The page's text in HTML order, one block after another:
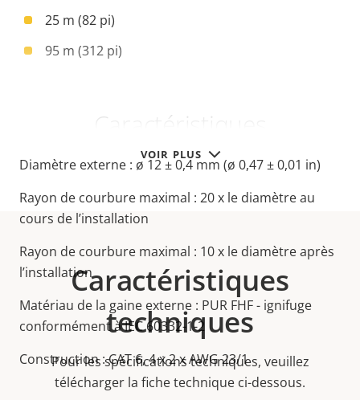
VOIR PLUS
25 m (82 pi)
95 m (312 pi)
Caractéristiques
Diamètre externe : ø 12 ± 0,4 mm (ø 0,47 ± 0,01 in)
Rayon de courbure maximal : 20 x le diamètre au
cours de l’installation
Rayon de courbure maximal : 10 x le diamètre après
l’installation
Matériau de la gaine externe : PUR FHF - ignifuge
conformément à IEC 60332-1-2
Construction :CAT 6, 4 x 2 x AWG 23/1
Caractéristiques
techniques
Pour les spécifications techniques, veuillez
télécharger la fiche technique ci-dessous.